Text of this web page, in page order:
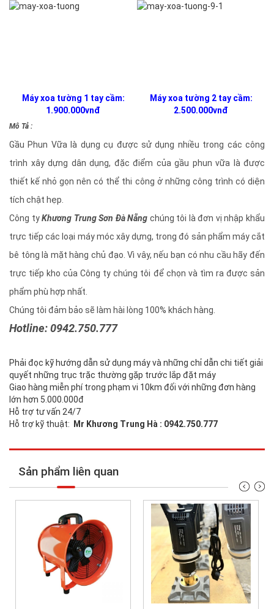
Máy xoa tường 1 tay cầm:
1.900.000vnđ
Máy xoa tường 2 tay cầm:
2.500.000vnđ
Mô Tả :
Gầu Phun Vữa là dụng cụ được sử dụng nhiều trong các công
trình xây dựng dân dụng, đặc điểm của gầu phun vữa là được
thiết kế nhỏ gọn nên có thể thi công ở những công trình có diện
tích chật hẹp.
Công tyKhương Trung Sơn Đà Nẵng chúng tôi là đơn vị nhập khẩu
trực tiếp các loại máy móc xây dựng, trong đó sản phẩm máy cắt
bê tông là mặt hàng chủ đạo. Vì vây, nếu bạn có nhu cầu hãy đến
trực tiếp kho của Công ty chúng tôi để chọn và tìm ra được sản
phẩm phù hợp nhất.
Chúng tôi đảm bảo sẽ làm hài lòng 100% khách hàng.
Hotline: 0942.750.777
Phải đọc kỹ hướng dẫn sử dụng máy và những chỉ dẫn chi tiết giải
quyết những trục trặc thường gặp trước lắp đặt máy
Giao hàng miễn phí trong phạm vi 10km đối với những đơn hàng
lớn hơn 5.000.000đ
Hỗ trợ tư vấn 24/7
Hỗ trợ kỹ thuật:
Mr Khương Trung Hà : 0942.750.777
Sản phẩm liên quan